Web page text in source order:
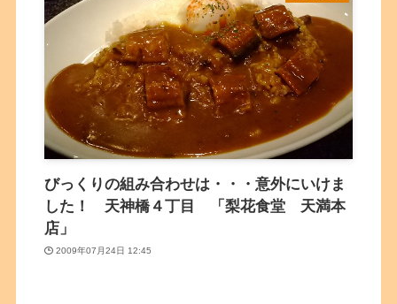
びっくりの組み合わせは・・・意外にいけま
した！ 天神橋４丁目 「梨花食堂 天満本
店」
2009年07月24日 12:45